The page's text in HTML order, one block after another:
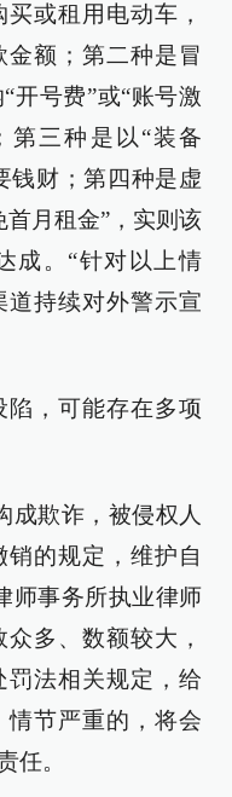
或租用电动车，
额；第二种是冒
开号费”或“账号激
第三种是以“装备
钱财；第四种是虚
首月租金”，实则该
成。“针对以上情
道持续对外警示宣
陷，可能存在多项
成欺诈，被侵权人
的规定，维护自
师事务所执业律师
多、数额较大，
罚法相关规定，给
情节严重的，将会
任。